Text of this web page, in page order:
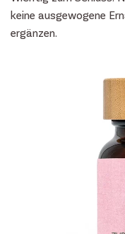
keine ausgewogene
ergänzen.